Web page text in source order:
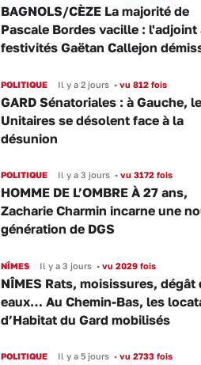
BAGNOLS/CÈZE La majorité de
Pascale Bordes vacille : l'adjoint
festivités Gaëtan Callejon
POLITIQUE Il y a 2 jours •vu 812 fois
GARD Sénatoriales : à Gauche,
Unitaires se désolent face à la
désunion
POLITIQUE Il y a 3 jours •vu 3172 fois
HOMME DE L’OMBRE À 27 ans,
Zacharie Charmin incarne une
génération de DGS
NÎMES Il y a 3 jours •vu 2029 fois
NÎMES Rats, moisissures, dégât
eaux… Au Chemin-Bas, les
d’Habitat du Gard mobilisés
POLITIQUE Il y a 5 jours •vu 2733 fois